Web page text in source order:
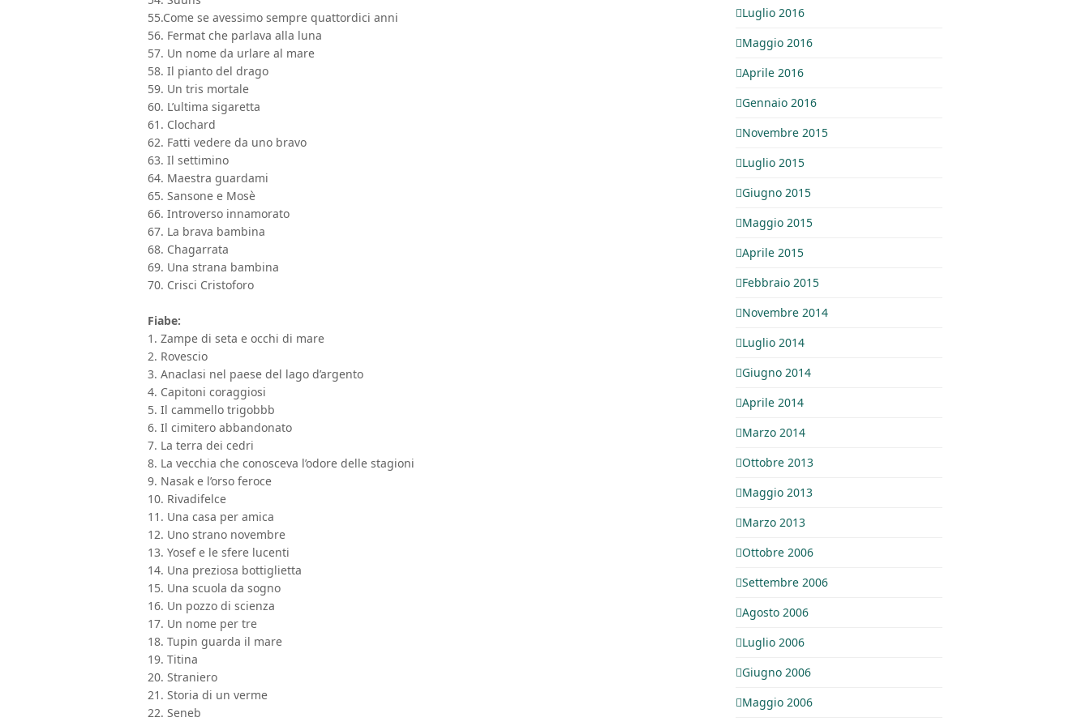
55.Come se avessimo sempre quattordici anni
56. Fermat che parlava alla luna
57. Un nome da urlare al mare
58. Il pianto del drago
59. Un tris mortale
60. L’ultima sigaretta
61. Clochard
62. Fatti vedere da uno bravo
63. Il settimino
64. Maestra guardami
65. Sansone e Mosè
66. Introverso innamorato
67. La brava bambina
68. Chagarrata
69. Una strana bambina
70. Crisci Cristoforo
Fiabe:
1. Zampe di seta e occhi di mare
2. Rovescio
3. Anaclasi nel paese del lago d’argento
4. Capitoni coraggiosi
5. Il cammello trigobbb
6. Il cimitero abbandonato
7. La terra dei cedri
8. La vecchia che conosceva l’odore delle stagioni
9. Nasak e l’orso feroce
10. Rivadifelce
11. Una casa per amica
12. Uno strano novembre
13. Yosef e le sfere lucenti
14. Una preziosa bottiglietta
15. Una scuola da sogno
16. Un pozzo di scienza
17. Un nome per tre
18. Tupin guarda il mare
19. Titina
20. Straniero
21. Storia di un verme
22. Seneb
Luglio 2016
Maggio 2016
Aprile 2016
Gennaio 2016
Novembre 2015
Luglio 2015
Giugno 2015
Maggio 2015
Aprile 2015
Febbraio 2015
Novembre 2014
Luglio 2014
Giugno 2014
Aprile 2014
Marzo 2014
Ottobre 2013
Maggio 2013
Marzo 2013
Ottobre 2006
Settembre 2006
Agosto 2006
Luglio 2006
Giugno 2006
Maggio 2006